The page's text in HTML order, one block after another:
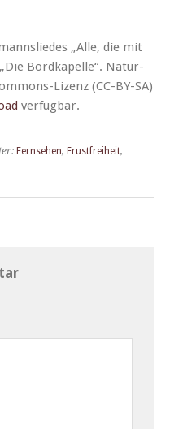
„Alle, die mit
Bor­d­kapelle“. Natür­
Lizenz (CC-BY-SA)
verfügbar.
Fernsehen, Frustfreiheit,